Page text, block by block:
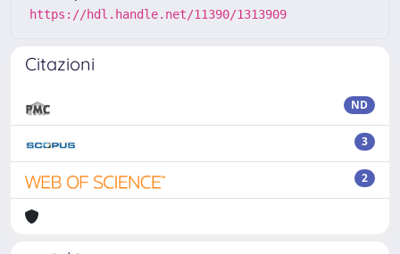
https://hdl.handle.net/11390/1313909
Citazioni
ND
3
2